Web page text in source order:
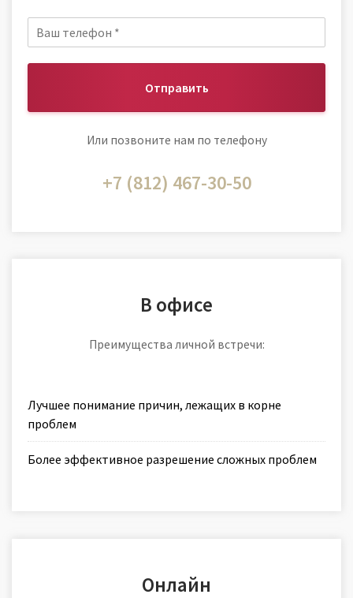
Отправить
Или позвоните нам по телефону
+7 (812) 467-30-50
В офисе
Преимущества личной встречи:
Лучшее понимание причин, лежащих в корне
проблем
Более эффективное разрешение сложных проблем
Онлайн